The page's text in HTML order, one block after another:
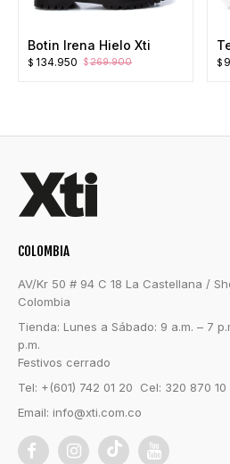
Botin Irena Hielo Xti
$269.900
El
$ 134.950
El
El
$
El
COLOMBIA
AV/Kr 50 # 94 C 18 La Castellana /
Colombia
Tienda: Lunes a Sábado: 9 a.m. – 7
p.m.
Festivos cerrado
Tel: +(601) 742 01 20 Cel: 320 870 10
Email: info@xti.com.co